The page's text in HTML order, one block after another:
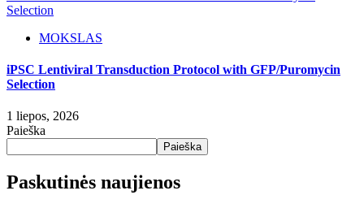
Selection
MOKSLAS
iPSC Lentiviral Transduction Protocol with GFP/Puromycin
Selection
1 liepos, 2026
Paieška
Paieška
Paskutinės naujienos